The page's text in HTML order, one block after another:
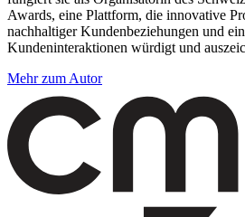
Awards, eine Plattform, die innovative
nachhaltiger Kundenbeziehungen und
Kundeninteraktionen würdigt und
Mehr zum Autor